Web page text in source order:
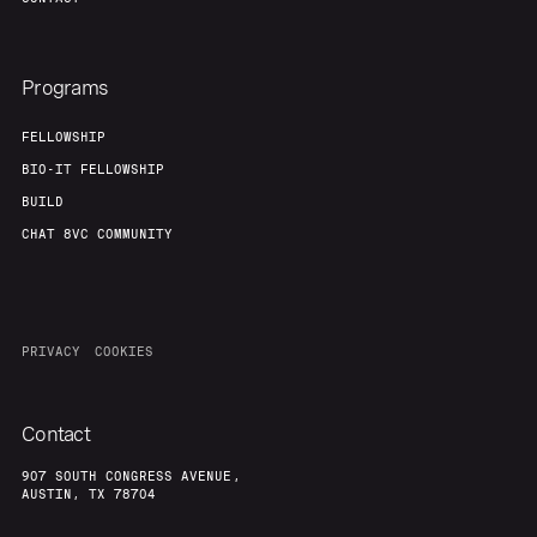
Programs
FELLOWSHIP
BIO-IT FELLOWSHIP
BUILD
CHAT 8VC COMMUNITY
PRIVACY COOKIES
Contact
907 SOUTH CONGRESS AVENUE,
AUSTIN, TX 78704